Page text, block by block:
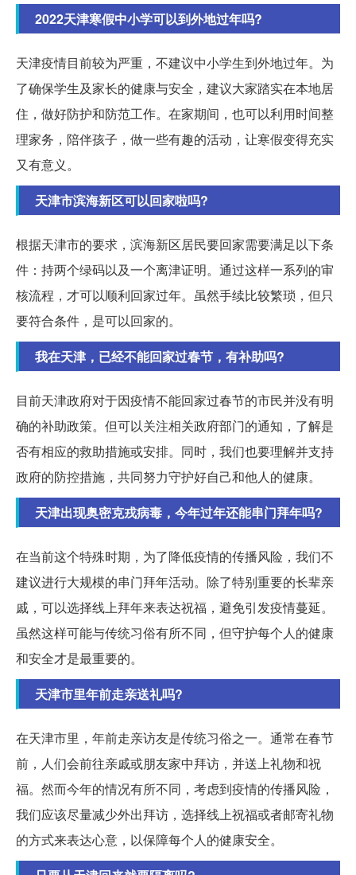
2022天津寒假中小学可以到外地过年吗?
天津疫情目前较为严重，不建议中小学生到外地过年。为
了确保学生及家长的健康与安全，建议大家踏实在本地居
住，做好防护和防范工作。在家期间，也可以利用时间整
理家务，陪伴孩子，做一些有趣的活动，让寒假变得充实
又有意义。
天津市滨海新区可以回家啦吗?
根据天津市的要求，滨海新区居民要回家需要满足以下条
件：持两个绿码以及一个离津证明。通过这样一系列的审
核流程，才可以顺利回家过年。虽然手续比较繁琐，但只
要符合条件，是可以回家的。
我在天津，已经不能回家过春节，有补助吗?
目前天津政府对于因疫情不能回家过春节的市民并没有明
确的补助政策。但可以关注相关政府部门的通知，了解是
否有相应的救助措施或安排。同时，我们也要理解并支持
政府的防控措施，共同努力守护好自己和他人的健康。
天津出现奥密克戎病毒，今年过年还能串门拜年吗?
在当前这个特殊时期，为了降低疫情的传播风险，我们不
建议进行大规模的串门拜年活动。除了特别重要的长辈亲
戚，可以选择线上拜年来表达祝福，避免引发疫情蔓延。
虽然这样可能与传统习俗有所不同，但守护每个人的健康
和安全才是最重要的。
天津市里年前走亲送礼吗?
在天津市里，年前走亲访友是传统习俗之一。通常在春节
前，人们会前往亲戚或朋友家中拜访，并送上礼物和祝
福。然而今年的情况有所不同，考虑到疫情的传播风险，
我们应该尽量减少外出拜访，选择线上祝福或者邮寄礼物
的方式来表达心意，以保障每个人的健康安全。